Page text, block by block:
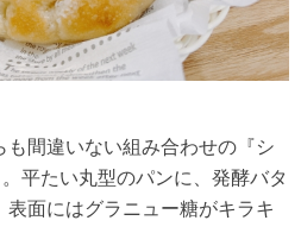
間違いない組み合わせの『シ
平たい丸型のパンに、発酵バタ
面にはグラニュー糖がキラキ